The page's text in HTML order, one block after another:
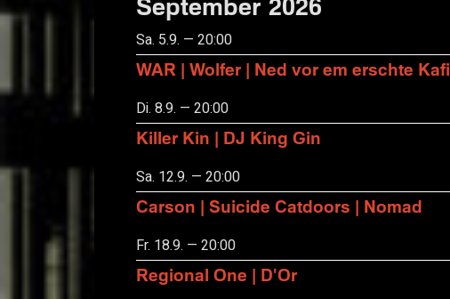
Sa. 5.9. — 20:00
WAR | Wolfer | Ned vor em erschte Kafi
Di. 8.9. — 20:00
Killer Kin | DJ King Gin
Sa. 12.9. — 20:00
Carson | Suicide Catdoors | Nomad
Fr. 18.9. — 20:00
Regional One | D'Or